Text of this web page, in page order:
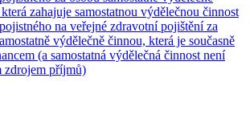
zahajuje samostatnou výdělečnou činnost
na veřejné zdravotní pojištění za
výdělečně činnou, která je současně
(a samostatná výdělečná činnost není
zdrojem příjmů)